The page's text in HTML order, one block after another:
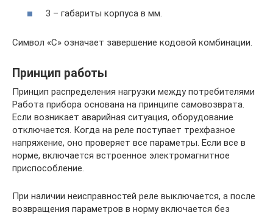
3 – габариты корпуса в мм.
Символ «С» означает завершение кодовой комбинации.
Принцип работы
Принцип распределения нагрузки между потребителями
Работа прибора основана на принципе самовозврата.
Если возникает аварийная ситуация, оборудование
отключается. Когда на реле поступает трехфазное
напряжение, оно проверяет все параметры. Если все в
норме, включается встроенное электромагнитное
приспособление.
При наличии неисправностей реле выключается, а после
возвращения параметров в норму включается без